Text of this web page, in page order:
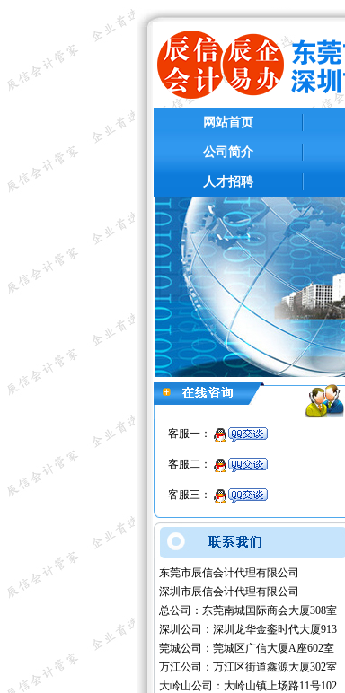
网站首页
公司简介
人才招聘
客服一：
客服二：
客服三：
东莞市辰信会计代理有限公司
深圳市辰信会计代理有限公司
总公司：东莞南城国际商会大厦308室
深圳公司：深圳龙华金銮时代大厦913
莞城公司：莞城区广信大厦A座602室
万江公司：万江区街道鑫源大厦302室
大岭山公司：大岭山镇上场路11号102